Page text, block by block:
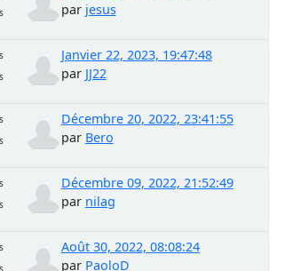
par jesus
Janvier 22, 2023, 19:47:48
par JJ22
Décembre 20, 2022, 23:41:55
par Bero
Décembre 09, 2022, 21:52:49
par nilag
Août 30, 2022, 08:08:24
par PaoloD